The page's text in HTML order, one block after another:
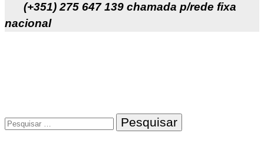
(+351) 275 647 139 chamada p/rede fixa
nacional
Pesquisar
por: